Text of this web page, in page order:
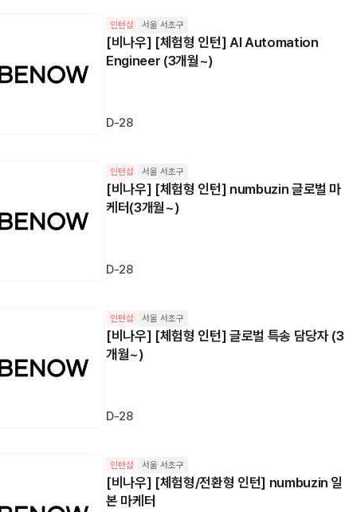
인턴십 서울 서초구
[비나우] [체험형 인턴] AI Automation
Engineer (3개월~)
D-28
인턴십 서울 서초구
[비나우] [체험형 인턴] numbuzin 글로벌 마
케터(3개월~)
D-28
인턴십 서울 서초구
[비나우] [체험형 인턴] 글로벌 특송 담당자 (3
개월~)
D-28
인턴십 서울 서초구
[비나우] [체험형/전환형 인턴] numbuzin 일
본 마케터